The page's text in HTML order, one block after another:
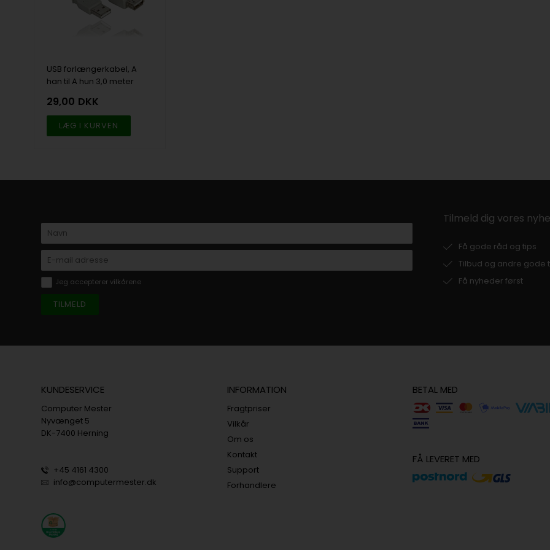
USB forlængerkabel, A
han til A hun 3,0 meter
29,00 DKK
Jeg accepterer vilkårene
Tilmeld dig vores
Få gode råd og tips
Tilbud og andre gode
Få nyheder først
KUNDESERVICE
Computer Mester
Nyvænget 5
DK-7400 Herning
+45 4161 4300
info@computermester.dk
INFORMATION
Fragtpriser
Vilkår
Om os
Kontakt
Support
Forhandlere
BETAL MED
FÅ LEVERET MED